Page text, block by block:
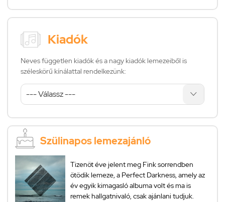
Kiadók
Neves független kiadók és a nagy kiadók lemezeiből is
széleskörű kínálattal rendelkezünk:
Szülinapos lemezajánló
Tizenöt éve jelent meg Fink sorrendben
ötödik lemeze, a Perfect Darkness, amely az
év egyik kimagasló albuma volt és ma is
remek hallgatnivaló, csak ajánlani tudjuk.